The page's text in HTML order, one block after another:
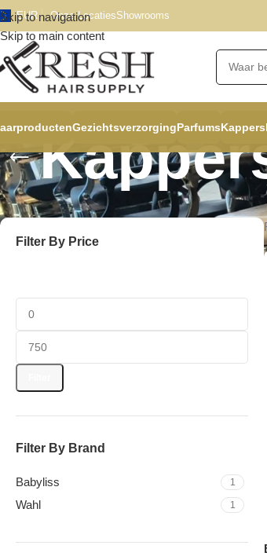
Skip to navigation
Skip to main content
EUR Onze LocatiesShowrooms
GezichtsverzorgingParfums
Filter By Price
Filter By Brand
Babyliss 1
Wahl 1